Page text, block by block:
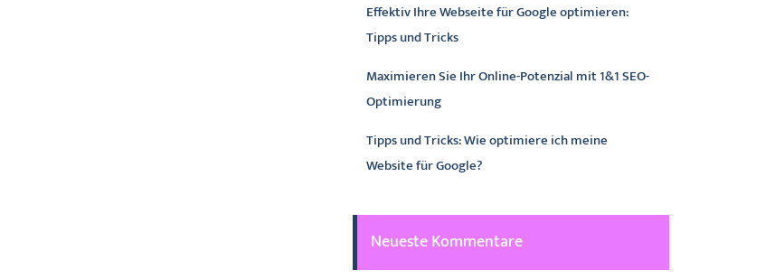
Effektiv Ihre Webseite für Google optimieren:
Tipps und Tricks
Maximieren Sie Ihr Online-Potenzial mit 1&1 SEO-
Optimierung
Tipps und Tricks: Wie optimiere ich meine
Website für Google?
Neueste Kommentare